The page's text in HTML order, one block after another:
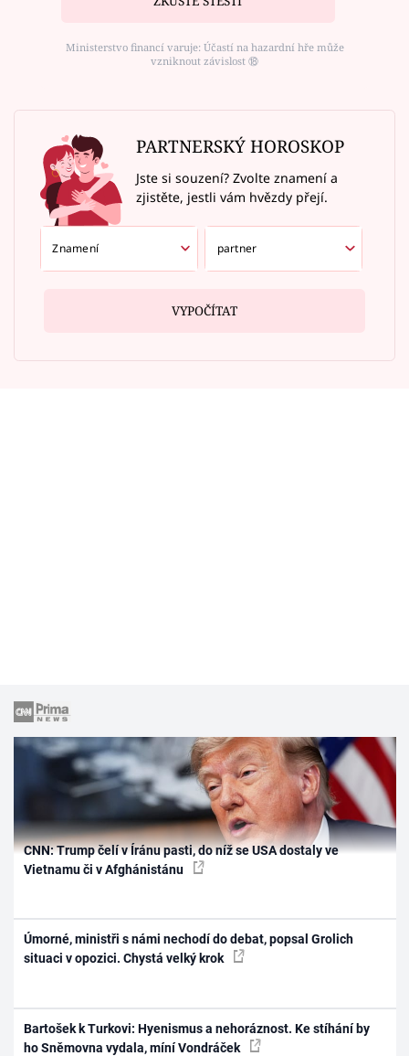
Ministerstvo financí varuje: Účastí na hazardní hře může
vzniknout závislost ⑱
PARTNERSKÝ HOROSKOP
Jste si souzení? Zvolte znamení a
zjistěte, jestli vám hvězdy přejí.
VYPOČÍTAT
CNN: Trump čelí v Íránu pasti, do níž se USA dostaly ve
Vietnamu či v Afghánistánu
Úmorné, ministři s námi nechodí do debat, popsal Grolich
situaci v opozici. Chystá velký krok
Bartošek k Turkovi: Hyenismus a nehoráznost. Ke stíhání by
ho Sněmovna vydala, míní Vondráček